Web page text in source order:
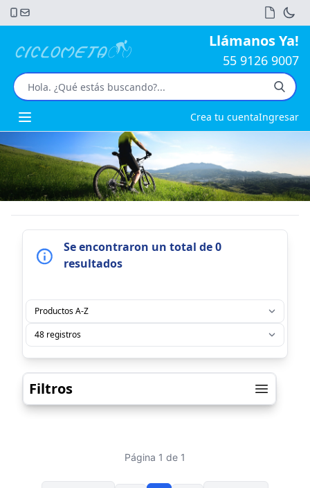
Llámanos Ya!
55 9126 9007
Open main menu Crea tu cuentaIngresar
Se encontraron un total de 0
resultados
Filtros
Página 1 de 1